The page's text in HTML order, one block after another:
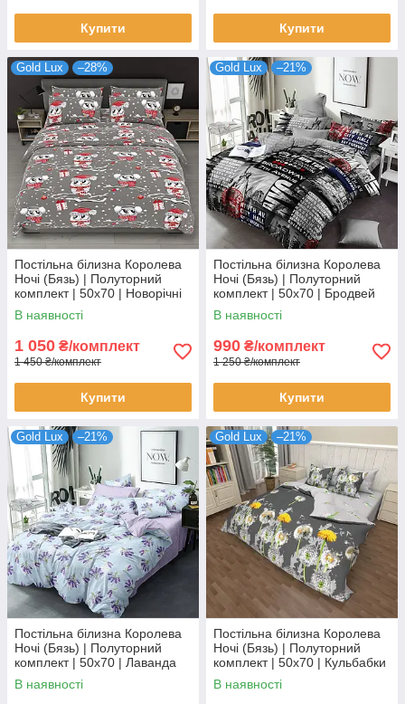
Купити Купити
Gold Lux –28%
Постільна білизна Королева
Ночі (Бязь) | Полуторний
комплект | 50х70 | Новорічні
сови на сірому
В наявності
1 050 ₴/комплект
1 450 ₴/комплект
Купити
Gold Lux –21%
Постільна білизна Королева
Ночі (Бязь) | Полуторний
комплект | 50х70 | Бродвей
В наявності
990 ₴/комплект
1 250 ₴/комплект
Купити
Gold Lux –21%
Постільна білизна Королева
Ночі (Бязь) | Полуторний
комплект | 50х70 | Лаванда
на блакитному
В наявності
Gold Lux –21%
Постільна білизна Королева
Ночі (Бязь) | Полуторний
комплект | 50х70 | Кульбабки
на сірому
В наявності